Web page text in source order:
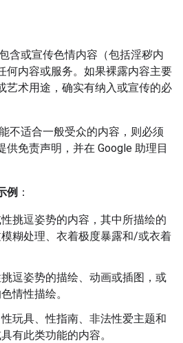
含或宣传色情内容（包括淫秽内
何内容或服务。如果裸露内容主要
艺术用途，确实有纳入或宣传的必
不适合一般受众的内容，则必须
供免责声明，并在 Google 助理目
例 ：
挑逗姿势的内容，其中所描绘的
糊处理、衣着极度暴露和/或衣着
逗姿势的描绘、动画或插图，或
情性描绘。
玩具、性指南、非法性爱主题和
有此类功能的内容。